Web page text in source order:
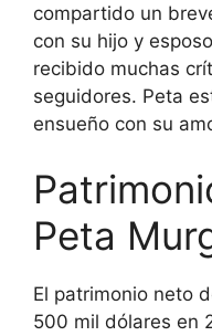
compartido un
con su hijo y
recibido muchas
seguidores. Peta
ensueño con su
Peta
El patrimonio neto
500 mil dólares en